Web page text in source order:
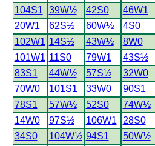
104S1
39W½ 42S0 46W1
20W1
62S½ 60W½ 4S0
102W1 14S½ 43W½ 8W0
101W1 11S0 79W1 43S½
83S1
44W½ 57S½ 32W0
70W0
101S1 33W0 90S1
78S1
57W½ 52S0 74W½
14W0
97S½ 106W1 28S0
34S0
104W½ 94S1 50W½